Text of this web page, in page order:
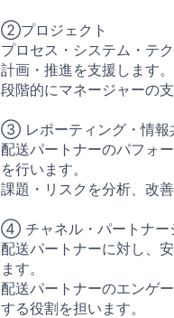
②プロジェクト
プロセス・システム・テ
計画・推進を支援します。
段階的にマネージャーの
③ レポーティング・情報
配送パートナーのパフォ
を行います。
課題・リスクを分析、改
④ チャネル・パートナー
配送パートナーに対し、
ます。
配送パートナーのエンゲ
する役割を担います。